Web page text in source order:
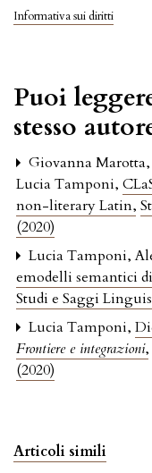
Informativa sui diritti
Puoi
stesso
Giovanna Marotta,
Lucia Tamponi,
non-literary Latin,
(2020)
Lucia Tamponi,
emodelli semantici
Studi e Saggi
Lucia Tamponi,
Frontiere e integrazioni,
(2020)
Articoli simili